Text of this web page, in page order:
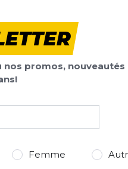
nos promos, nouveautés
Femme